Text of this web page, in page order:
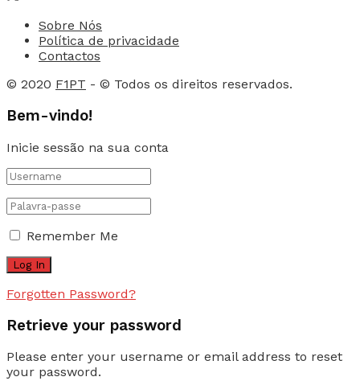
Sobre Nós
Política de privacidade
Contactos
© 2020 F1PT - © Todos os direitos reservados.
Bem-vindo!
Inicie sessão na sua conta
Remember Me
Forgotten Password?
Retrieve your password
Please enter your username or email address to reset
your password.